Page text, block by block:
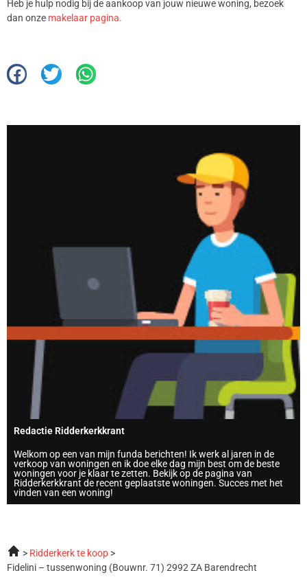
Heb je hulp nodig bij de aankoop van jouw nieuwe woning, bezoek
dan onze makelaar pagina.
Redactie Ridderkerkkrant
Welkom op een van mijn funda berichten! Ik werk al jaren in de
verkoop van woningen en ik doe elke dag mijn best om de beste
woningen voor je klaar te zetten. Bekijk op de pagina van
Ridderkerkkrant de recent geplaatste woningen. Succes met het
vinden van een woning!
Ridderkerk te koop
Fidelini – tussenwoning (Bouwnr. 71) 2992 ZA Barendrecht